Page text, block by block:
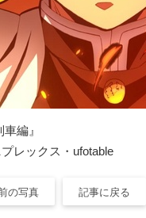
編』
レックス・ufotable
の写真 記事に戻る